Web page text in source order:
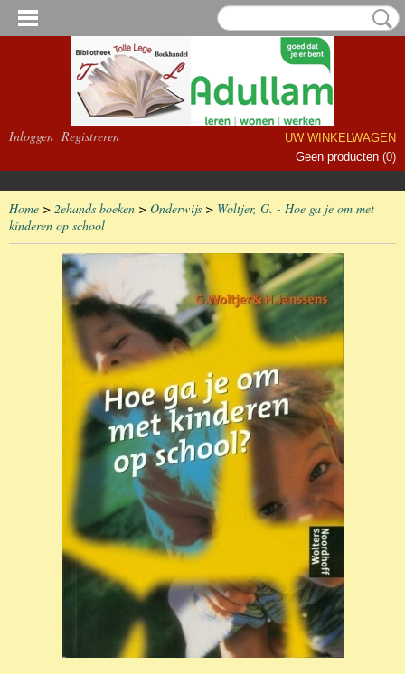
Inloggen Registreren
UW WINKELWAGEN
Geen producten (0)
Home > 2ehands boeken > Onderwijs > Woltjer, G. - Hoe ga je om met
kinderen op school